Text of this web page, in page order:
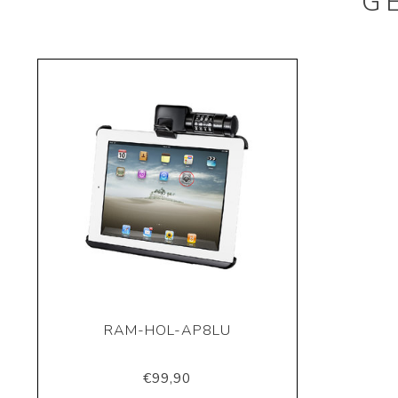
RAM-HOL-AP8LU
€99,90